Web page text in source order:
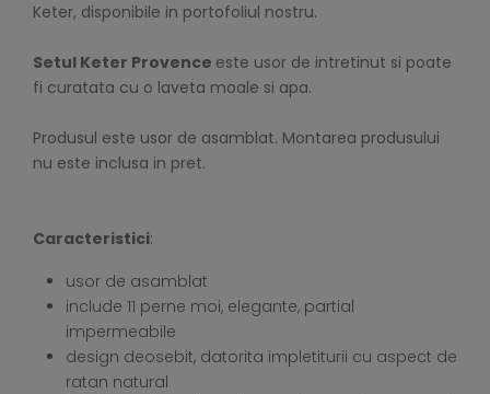
Keter, disponibile in portofoliul nostru.
Setul Keter Provence este usor de intretinut si poate
fi curatata cu o laveta moale si apa.
Produsul este usor de asamblat. Montarea produsului
nu este inclusa in pret.
Caracteristici:
usor de asamblat
include 11 perne moi, elegante, partial
impermeabile
design deosebit, datorita impletiturii cu aspect de
ratan natural